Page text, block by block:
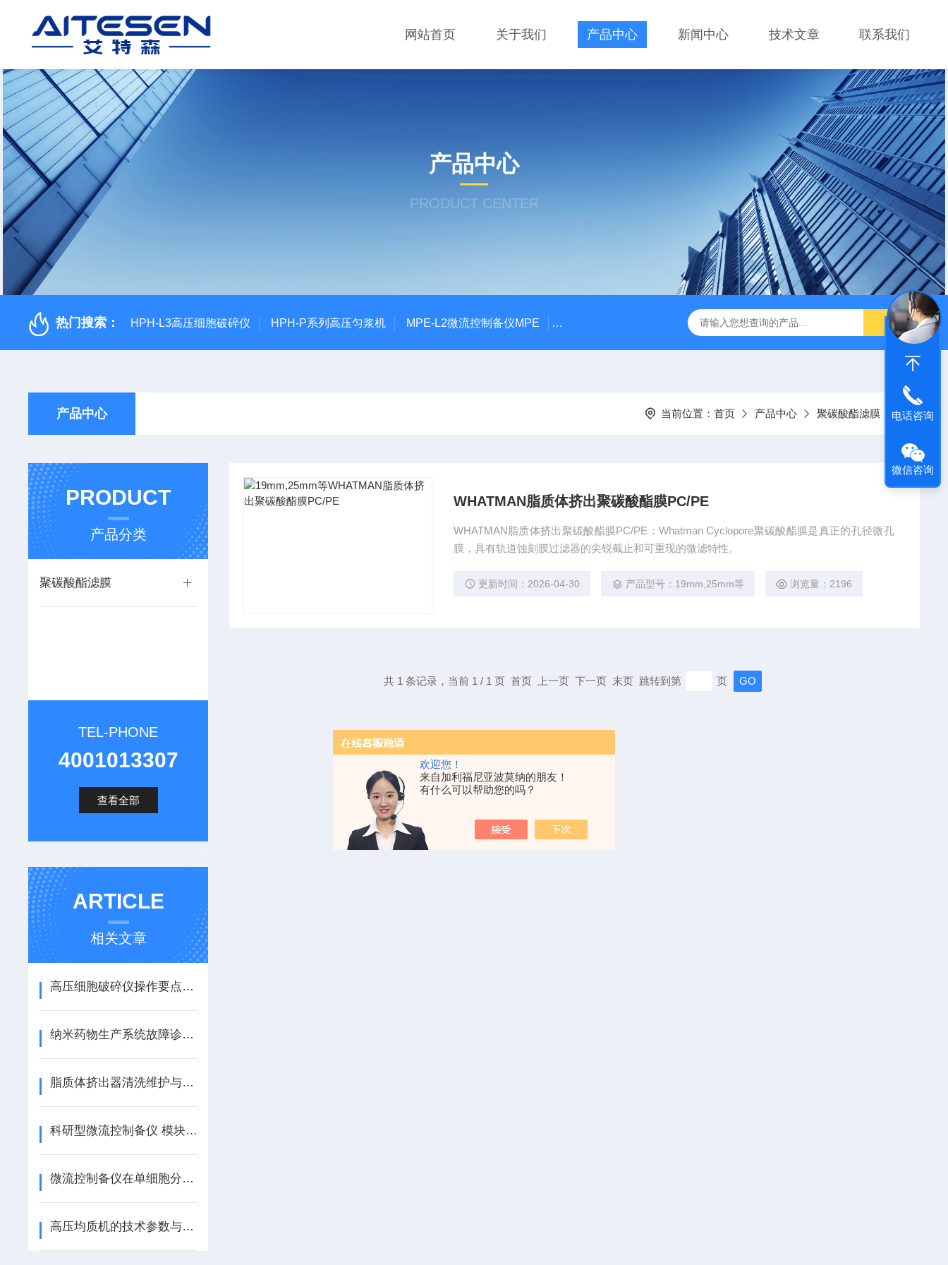
欢迎您！
来自加利福尼亚波莫纳的朋友！
有什么可以帮助您的吗？
网站首页 关于我们 产品中心 新闻中心 技术文章 联系我们
产品中心
PRODUCT CENTER
热门搜索： HPH-L3高压细胞破碎仪 HPH-P系列高压匀浆机 MPE-L2微流控制备仪MPE MPE-P1微流控制备仪 HPH-L2实验型微量超高压均质机 纳米药物生产
产品中心 当前位置： 首页 产品中心 聚碳酸酯滤膜
PRODUCT
产品分类
聚碳酸酯滤膜
TEL-PHONE
4001013307
查看全部
ARTICLE
相关文章
高压细胞破碎仪操作要点与维护
纳米药物生产系统故障诊断与预测性维护策略
脂质体挤出器清洗维护与灭菌方案
科研型微流控制备仪 模块化设计易调试
微流控制备仪在单细胞分析中的重要角色
高压均质机的技术参数与选型指南
WHATMAN脂质体挤出聚碳酸酯膜PC/PE
WHATMAN脂质体挤出聚碳酸酯膜PC/PE：Whatman Cyclopore聚碳酸酯膜是真正的孔径微孔
膜，具有轨道蚀刻膜过滤器的尖锐截止和可重现的微滤特性。
更新时间：2026-04-30 产品型号：19mm,25mm等 浏览量：2196
共 1 条记录，当前 1 / 1 页 首页 上一页 下一页 末页 跳转到第 页
电话咨询
微信咨询